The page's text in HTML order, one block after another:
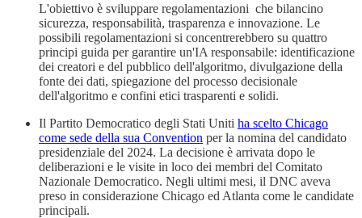
L'obiettivo è sviluppare regolamentazioni che bilancino
sicurezza, responsabilità, trasparenza e innovazione. Le
possibili regolamentazioni si concentrerebbero su quattro
principi guida per garantire un'IA responsabile: identificazione
dei creatori e del pubblico dell'algoritmo, divulgazione della
fonte dei dati, spiegazione del processo decisionale
dell'algoritmo e confini etici trasparenti e solidi.
Il Partito Democratico degli Stati Uniti ha scelto Chicago
come sede della sua Convention per la nomina del candidato
presidenziale del 2024. La decisione è arrivata dopo le
deliberazioni e le visite in loco dei membri del Comitato
Nazionale Democratico. Negli ultimi mesi, il DNC aveva
preso in considerazione Chicago ed Atlanta come le candidate
principali.